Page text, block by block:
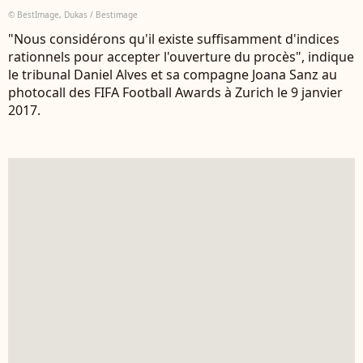
© BestImage, Dukas / Bestimage
"Nous considérons qu'il existe suffisamment d'indices
rationnels pour accepter l'ouverture du procès", indique
le tribunal Daniel Alves et sa compagne Joana Sanz au
photocall des FIFA Football Awards à Zurich le 9 janvier
2017.